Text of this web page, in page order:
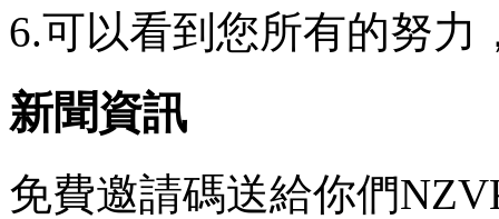
6.可以看到您所有的努力
新聞資訊
免費邀請碼送給你們